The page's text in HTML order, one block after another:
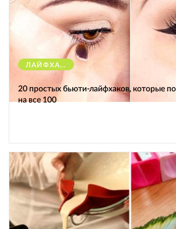
ЛАЙФХАКИ
20 простых бьюти-лайфхаков, которые
на все 100